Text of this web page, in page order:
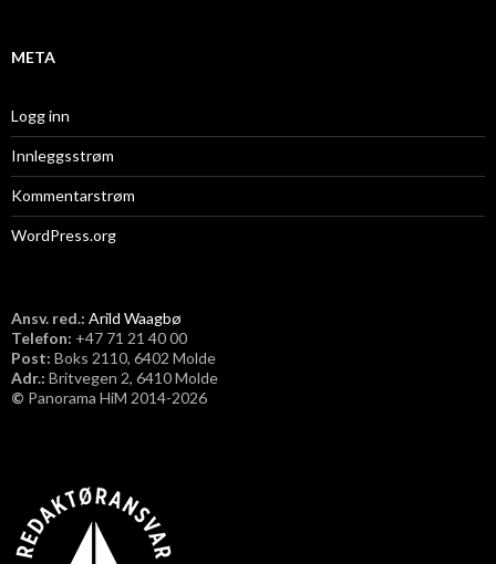
META
Logg inn
Innleggsstrøm
Kommentarstrøm
WordPress.org
Ansv. red.: Arild Waagbø
Telefon: ​+47 71 21 40 00
Post: Boks 2110, 6402 Molde
Adr.: Britvegen 2, 6410 Molde
© Panorama HiM 2014-2026